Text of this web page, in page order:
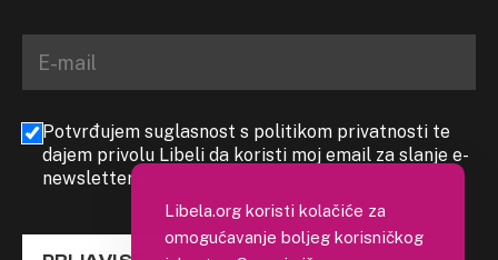
Potvrđujem suglasnost s politikom privatnosti te
dajem privolu Libeli da koristi moj email za slanje e-
newslettera
Libela.org koristi kolačiće za
omogućavanje boljeg korisničkog